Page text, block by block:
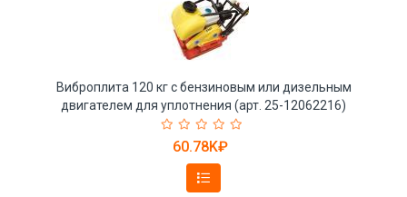
Виброплита 120 кг с бензиновым или дизельным
двигателем для уплотнения (арт. 25-12062216)
60.78K₽